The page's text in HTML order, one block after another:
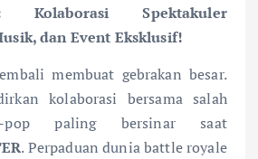
Kolaborasi Spektakuler
dan Event Eksklusif!
membuat gebrakan besar.
kolaborasi bersama salah
paling bersinar saat
. Perpaduan dunia battle royale